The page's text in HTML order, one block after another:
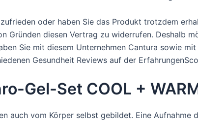
oder haben Sie das Produkt trotzdem
Gründen diesen Vertrag zu widerrufen. Deshalb
Sie mit diesem Unternehmen Cantura sowie
Gesundheit Reviews auf der
Gel-Set COOL +
auch vom Körper selbst gebildet. Eine